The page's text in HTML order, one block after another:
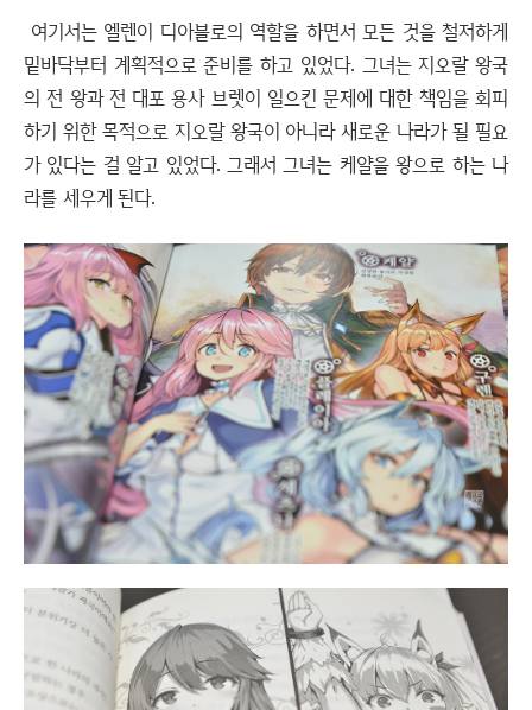
여기서는 엘렌이 디아블로의 역할을 하면서 모든 것을 철저하게
밑바닥부터 계획적으로 준비를 하고 있었다. 그녀는 지오랄 왕국
의 전 왕과 전 대포 용사 브렛이 일으킨 문제에 대한 책임을 회피
하기 위한 목적으로 지오랄 왕국이 아니라 새로운 나라가 될 필요
가 있다는 걸 알고 있었다. 그래서 그녀는 케얄을 왕으로 하는 나
라를 세우게 된다.